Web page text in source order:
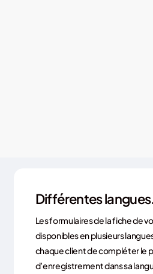
Différentes langues.
Les formulaires de la fiche de
disponibles en plusieurs
chaque client de compléter le
d’enregistrement dans sa